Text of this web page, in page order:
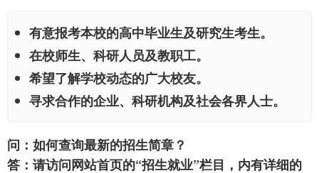
有意报考本校的高中毕业生及研究生考生。
在校师生、科研人员及教职工。
希望了解学校动态的广大校友。
寻求合作的企业、科研机构及社会各界人士。
问：如何查询最新的招生简章？
答：请访问网站首页的“招生就业”栏目，内有详细的